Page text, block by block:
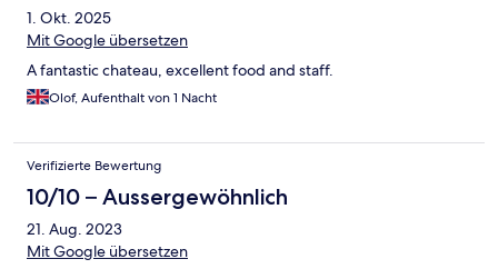
1. Okt. 2025
Mit Google übersetzen
A fantastic chateau, excellent food and staff.
Olof, Aufenthalt von 1 Nacht
Verifizierte Bewertung
10/10 – Aussergewöhnlich
21. Aug. 2023
Mit Google übersetzen